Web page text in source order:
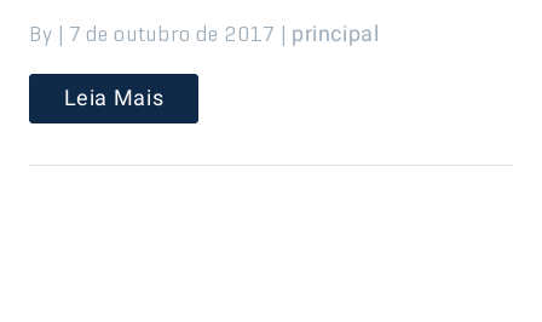
By | 7 de outubro de 2017 | principal
Leia Mais